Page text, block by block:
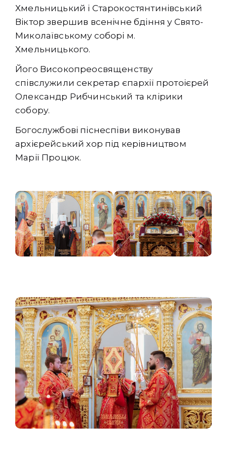
Хмельницький і Старокостянтинівський
Віктор звершив всенічне бдіння у Свято-
Миколаївському соборі м.
Хмельницького.
Його Високопреосвященству
співслужили секретар єпархії протоієрей
Олександр Рибчинський та клірики
собору.
Богослужбові піснеспіви виконував
архієрейський хор під керівництвом
Марії Процюк.